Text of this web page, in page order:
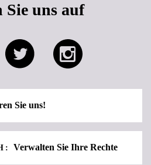
Sie uns auf
Sie uns!
Verwalten Sie Ihre Rechte